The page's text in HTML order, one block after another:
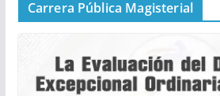
Carrera Pública Magisterial